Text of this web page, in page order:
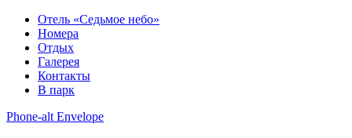
Отель «Седьмое небо»
Номера
Отдых
Галерея
Контакты
В парк
Phone-alt Envelope